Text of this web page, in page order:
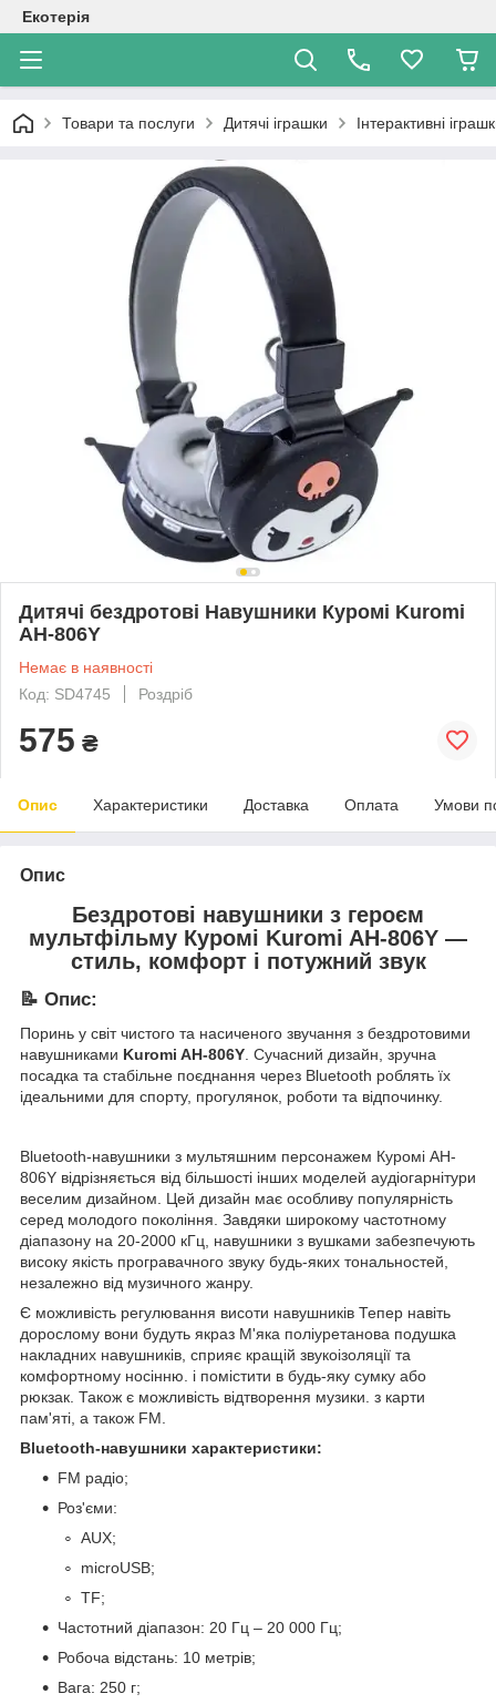
Екотерія
Товари та послуги Дитячі іграшки Інтерактивні
Дитячі бездротові Навушники Куромі Kuromi
AH-806Y
Немає в наявності
Код: SD4745
Роздріб
575 ₴
Опис Характеристики Доставка Оплата Умови
Опис
Бездротові навушники з героєм
мультфільму Куромі Kuromi AH-806Y —
стиль, комфорт і потужний звук
📝 Опис:
Поринь у світ чистого та насиченого звучання з бездротовими
навушниками Kuromi AH-806Y. Сучасний дизайн, зручна
посадка та стабільне поєднання через Bluetooth роблять їх
ідеальними для спорту, прогулянок, роботи та відпочинку.
Bluetooth-навушники з мультяшним персонажем Куромі AH-
806Y відрізняється від більшості інших моделей аудіогарнітури
веселим дизайном. Цей дизайн має особливу популярність
серед молодого покоління. Завдяки широкому частотному
діапазону на 20-2000 кГц, навушники з вушками забезпечують
високу якість програвачного звуку будь-яких тональностей,
незалежно від музичного жанру.
Є можливість регулювання висоти навушників Тепер навіть
дорослому вони будуть якраз М'яка поліуретанова подушка
накладних навушників, сприяє кращій звукоізоляції та
комфортному носінню. і помістити в будь-яку сумку або
рюкзак. Також є можливість відтворення музики. з карти
пам'яті, а також FM.
Bluetooth-навушники характеристики:
FM радіо;
Роз'єми:
AUX;
microUSB;
TF;
Частотний діапазон: 20 Гц – 20 000 Гц;
Робоча відстань: 10 метрів;
Вага: 250 г;